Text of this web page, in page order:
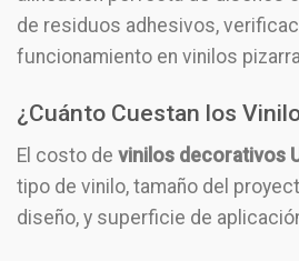
de residuos adhesivos,
funcionamiento en vinilos
¿Cuánto Cuestan los
El costo de vinilos decorativos
tipo de vinilo, tamaño del
diseño, y superficie de